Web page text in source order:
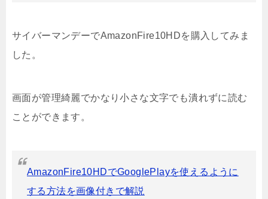
サイバーマンデーでAmazonFire10HDを購入してみま
した。
画面が管理綺麗でかなり小さな文字でも潰れずに読む
ことができます。
AmazonFire10HDでGooglePlayを使えるように
する方法を画像付きで解説